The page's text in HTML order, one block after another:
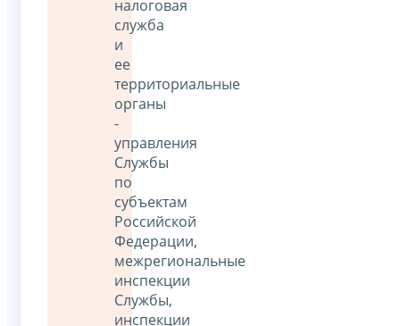
налоговая
служба
и
ее
территориальные
органы
-
управления
Службы
по
субъектам
Российской
Федерации,
межрегиональные
инспекции
Службы,
инспекции